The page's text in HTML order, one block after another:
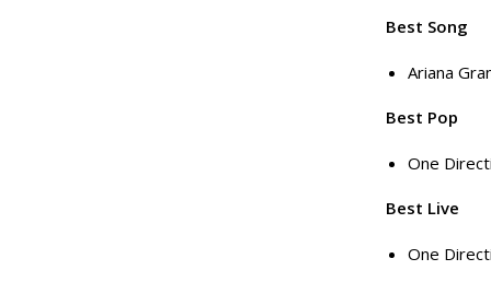
Best Song
Ariana
Best Pop
One
Best Live
One